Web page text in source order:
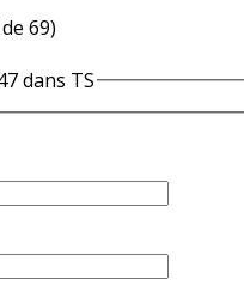
69)
dans TS